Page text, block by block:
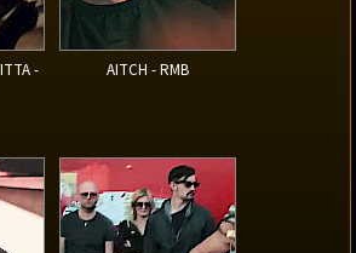
-
AITCH - RMB